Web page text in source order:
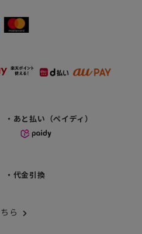
・あと払い（ペイディ）
・代金引換
ら